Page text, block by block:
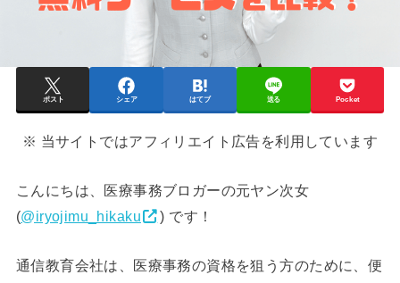
ポスト シェア はてブ 送る Pocket
※ 当サイトではアフィリエイト広告を利用しています
こんにちは、医療事務ブロガーの元ヤン次女
(@iryojimu_hikaku ) です！
通信教育会社は、医療事務の資格を狙う方のために、便